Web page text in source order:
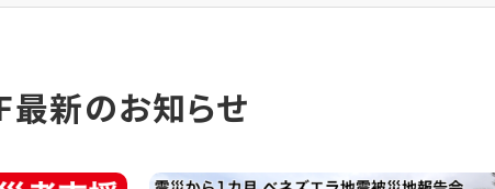
最新のお知らせ